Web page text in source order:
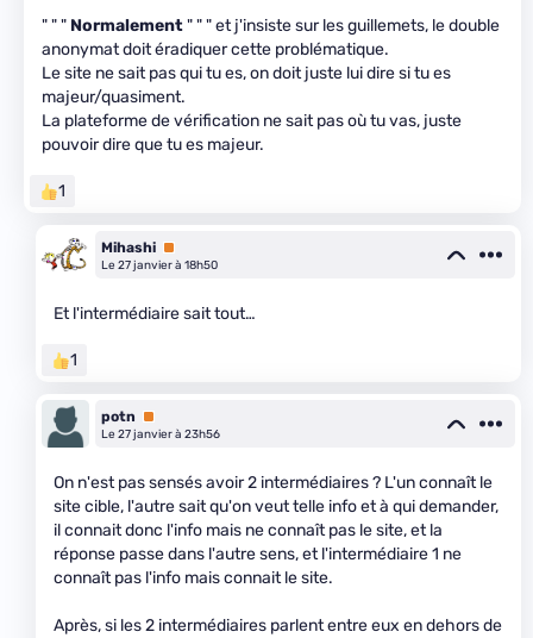
" " " Normalement" " " et j'insiste sur les guillemets, le double
anonymat doit éradiquer cette problématique.
Le site ne sait pas qui tu es, on doit juste lui dire si tu es
majeur/quasiment.
La plateforme de vérification ne sait pas où tu vas, juste
pouvoir dire que tu es majeur.
1
Mihashi Premium
Le 27 janvier à 18h50
Et l'intermédiaire sait tout…
1
potn
Premium
Le 27 janvier à 23h56
On n'est pas sensés avoir 2 intermédiaires ? L'un connaît le
site cible, l'autre sait qu'on veut telle info et à qui demander,
il connait donc l'info mais ne connaît pas le site, et la
réponse passe dans l'autre sens, et l'intermédiaire 1 ne
connaît pas l'info mais connait le site.
Après, si les 2 intermédiaires parlent entre eux en dehors de